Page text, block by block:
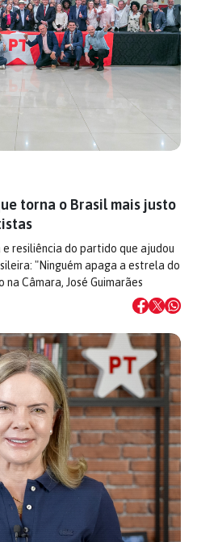
torna o Brasil mais justo
resiliência do partido que ajudou
"Ninguém apaga a estrela do
Câmara, José Guimarães